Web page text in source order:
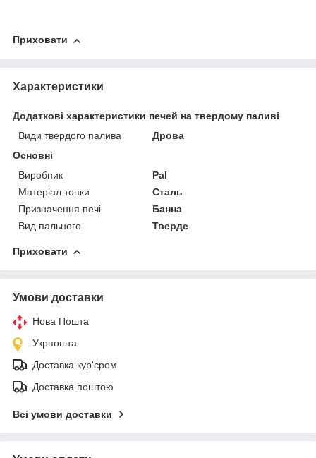
Приховати
Характеристики
Додаткові характеристики печей на твердому паливі
Види твердого палива
Дрова
Основні
Виробник
Pal
Матеріал топки
Сталь
Призначення печі
Банна
Вид пального
Тверде
Приховати
Умови доставки
Нова Пошта
Укрпошта
Доставка кур'єром
Доставка поштою
Всі умови доставки